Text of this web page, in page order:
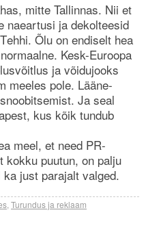
mitte Tallinnas. Nii et
naeartusi ja dekolteesid
Õlu on endiselt hea
Kesk-Euroopa
ja võidujooks
meeles pole. Lääne-
Ja seal
kus kõik tundub
meel, et need PR-
kokku puutun, on palju
just parajalt valged.
Turundus ja reklaam